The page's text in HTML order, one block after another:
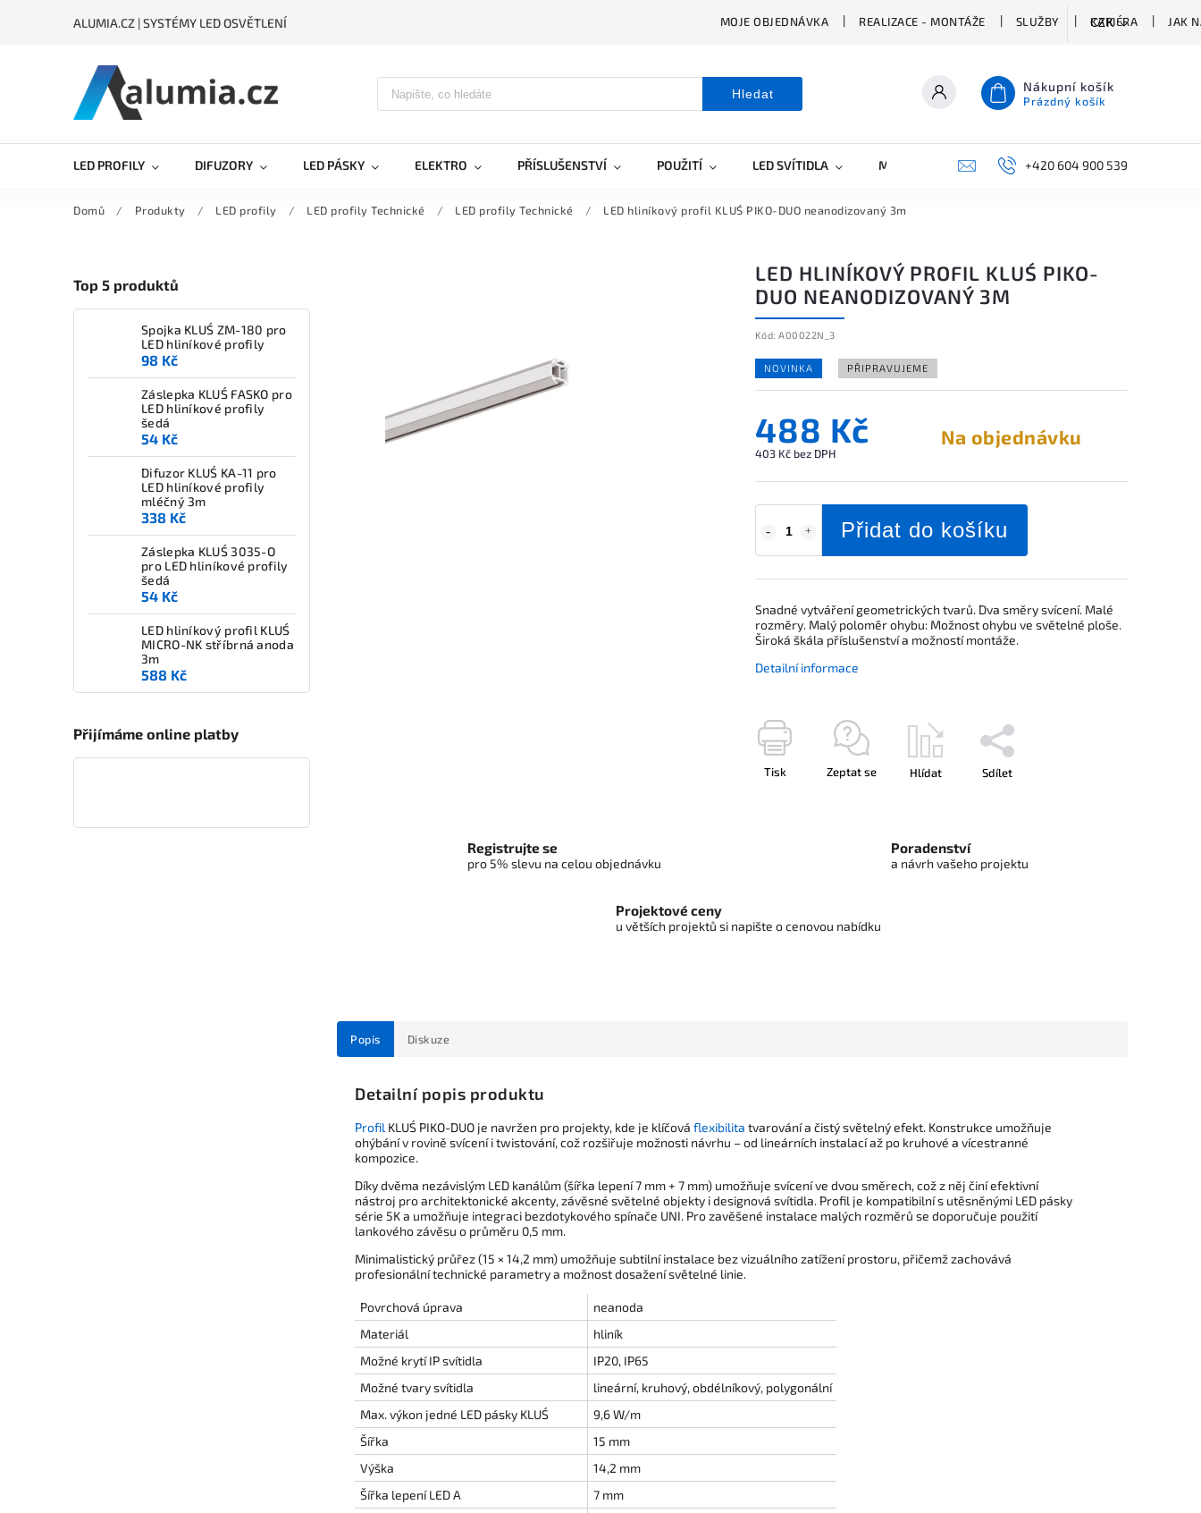
ALUMIA.CZ | SYSTÉMY LED OSVĚTLENÍ MOJE OBJEDNÁVKA REALIZACE - MONTÁŽE SLUŽBY KARIÉRA JAK
CZK
Hledat Nákupní košík
Prázdný košík
LED PROFILY DIFUZORY LED PÁSKY ELEKTRO PŘÍSLUŠENSTVÍ POUŽITÍ LED SVÍTIDLA MARKETING KONTAKTY+420 604 900 539
Domů / Produkty / LED profily / LED profily Technické / LED profily Technické / LED hliníkový profil KLUŚ PIKO-DUO neanodizovaný 3m
Top 5 produktů
Spojka KLUŚ ZM-180 pro
LED hliníkové profily
98 Kč
Záslepka KLUŚ FASKO pro
LED hliníkové profily
šedá
54 Kč
Difuzor KLUŚ KA-11 pro
LED hliníkové profily
mléčný 3m
338 Kč
Záslepka KLUŚ 3035-O
pro LED hliníkové profily
šedá
54 Kč
LED hliníkový profil KLUŚ
MICRO-NK stříbrná anoda
3m
588 Kč
Přijímáme online platby
LED HLINÍKOVÝ PROFIL KLUŚ PIKO-
DUO NEANODIZOVANÝ 3M
Kód: A00022N_3
NOVINKA PŘIPRAVUJEME
488 Kč
403 Kč bez DPH
Na objednávku
Přidat do košíku
Snadné vytváření geometrických tvarů. Dva směry svícení. Malé
rozměry. Malý poloměr ohybu: Možnost ohybu ve světelné ploše.
Široká škála příslušenství a možností montáže.
Detailní informace
Tisk Zeptat se Hlídat Sdílet
Registrujte se
pro 5% slevu na celou objednávku
Poradenství
a návrh vašeho projektu
Projektové ceny
u větších projektů si napište o cenovou nabídku
Popis Diskuze
Detailní popis produktu
Profil KLUŚ PIKO-DUO je navržen pro projekty, kde je klíčová flexibilita tvarování a čistý světelný efekt. Konstrukce umožňuje
ohýbání v rovině svícení i twistování, což rozšiřuje možnosti návrhu – od lineárních instalací až po kruhové a vícestranné
kompozice.
Díky dvěma nezávislým LED kanálům (šířka lepení 7 mm + 7 mm) umožňuje svícení ve dvou směrech, což z něj činí efektivní
nástroj pro architektonické akcenty, závěsné světelné objekty i designová svítidla. Profil je kompatibilní s utěsněnými LED pásky
série 5K a umožňuje integraci bezdotykového spínače UNI. Pro zavěšené instalace malých rozměrů se doporučuje použití
lankového závěsu o průměru 0,5 mm.
Minimalistický průřez (15 × 14,2 mm) umožňuje subtilní instalace bez vizuálního zatížení prostoru, přičemž zachovává
profesionální technické parametry a možnost dosažení světelné linie.
Povrchová úprava
neanoda
Materiál
hliník
Možné krytí IP svítidla
IP20, IP65
Možné tvary svítidla
lineární, kruhový, obdélníkový, polygonální
Max. výkon jedné LED pásky KLUŚ
9,6 W/m
Šířka
15 mm
Výška
14,2 mm
Šířka lepení LED A
7 mm